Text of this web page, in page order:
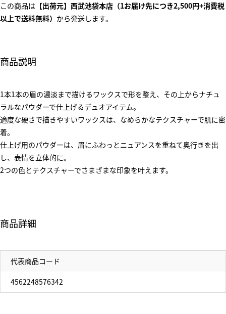
この商品は 【出荷元】西武池袋本店（1お届け先につき2,500円+消費税
以上で送料無料） から発送します。
商品説明
1本1本の眉の濃淡まで描けるワックスで形を整え、その上からナチュ
ラルなパウダーで仕上げるデュオアイテム。
適度な硬さで描きやすいワックスは、なめらかなテクスチャーで肌に密
着。
仕上げ用のパウダーは、眉にふわっとニュアンスを重ねて奥行きを出
し、表情を立体的に。
2つの色とテクスチャーでさまざまな印象を叶えます。
商品詳細
代表商品コード
4562248576342